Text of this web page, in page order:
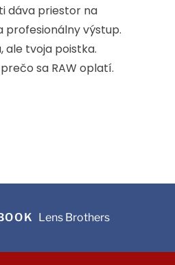
dáva priestor na
profesionálny výstup.
ale tvoja poistka.
sa RAW oplatí.
Lens Brothers